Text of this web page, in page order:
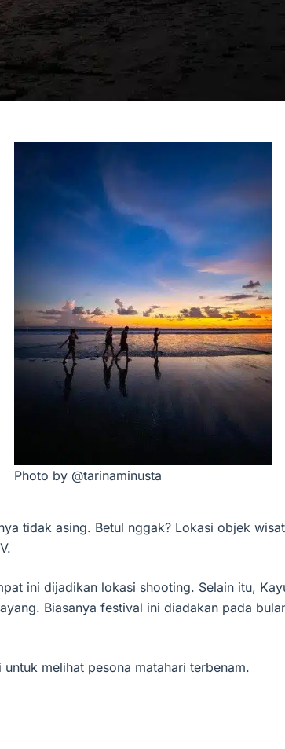
Photo by @tarinaminusta
tidak asing. Betul nggak? Lokasi objek
ini dijadikan lokasi shooting. Selain itu,
Biasanya festival ini diadakan pada
melihat pesona matahari terbenam.